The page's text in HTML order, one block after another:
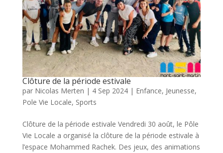
Clôture de la période estivale
par Nicolas Merten | 4 Sep 2024| Enfance, Jeunesse,
Pole Vie Locale, Sports
Clôture de la période estivale Vendredi 30 août, le Pôle
Vie Locale a organisé la clôture de la période estivale à
l’espace Mohammed Rachek. Des jeux, des animations